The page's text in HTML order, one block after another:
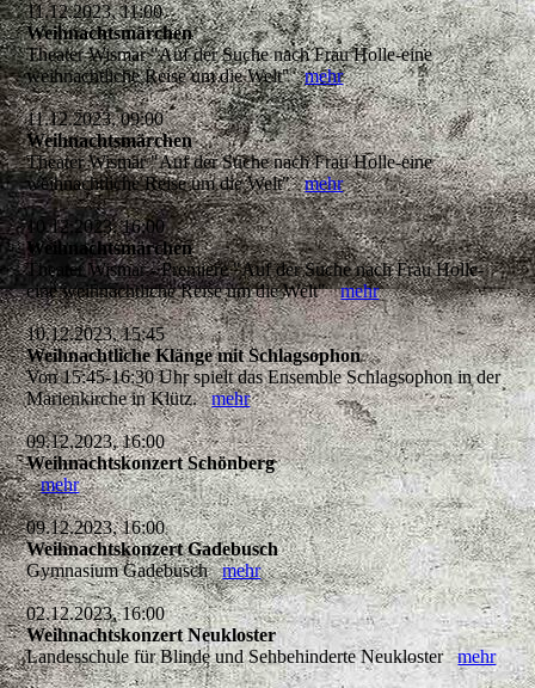
11.12.2023, 11:00
Weihnachtsmärchen
Theater Wismar "Auf der Suche nach Frau Holle-eine
weihnachtliche Reise um die Welt"mehr
11.12.2023, 09:00
Weihnachtsmärchen
Theater Wismar "Auf der Suche nach Frau Holle-eine
weihnachtliche Reise um die Welt"mehr
10.12.2023, 16:00
Weihnachtsmärchen
Theater Wismar - Premiere "Auf der Suche nach Frau Holle-
eine weihnachtliche Reise um die Welt"mehr
10.12.2023, 15:45
Weihnachtliche Klänge mit Schlagsophon
Von 15:45-16:30 Uhr spielt das Ensemble Schlagsophon in der
Marienkirche in Klütz.mehr
09.12.2023, 16:00
Weihnachtskonzert Schönberg
mehr
09.12.2023, 16:00
Weihnachtskonzert Gadebusch
Gymnasium Gadebuschmehr
02.12.2023, 16:00
Weihnachtskonzert Neukloster
Landesschule für Blinde und Sehbehinderte Neuklostermehr